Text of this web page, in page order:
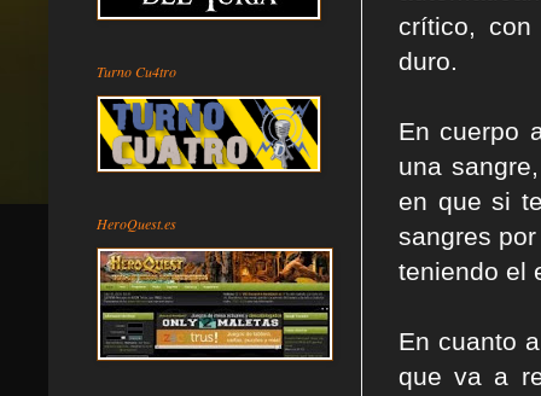
crítico,
duro.
En cuerpo
una
en que si
sangres
teniendo el
En cuanto
que va a
Turno Cu4tro
HeroQuest.es